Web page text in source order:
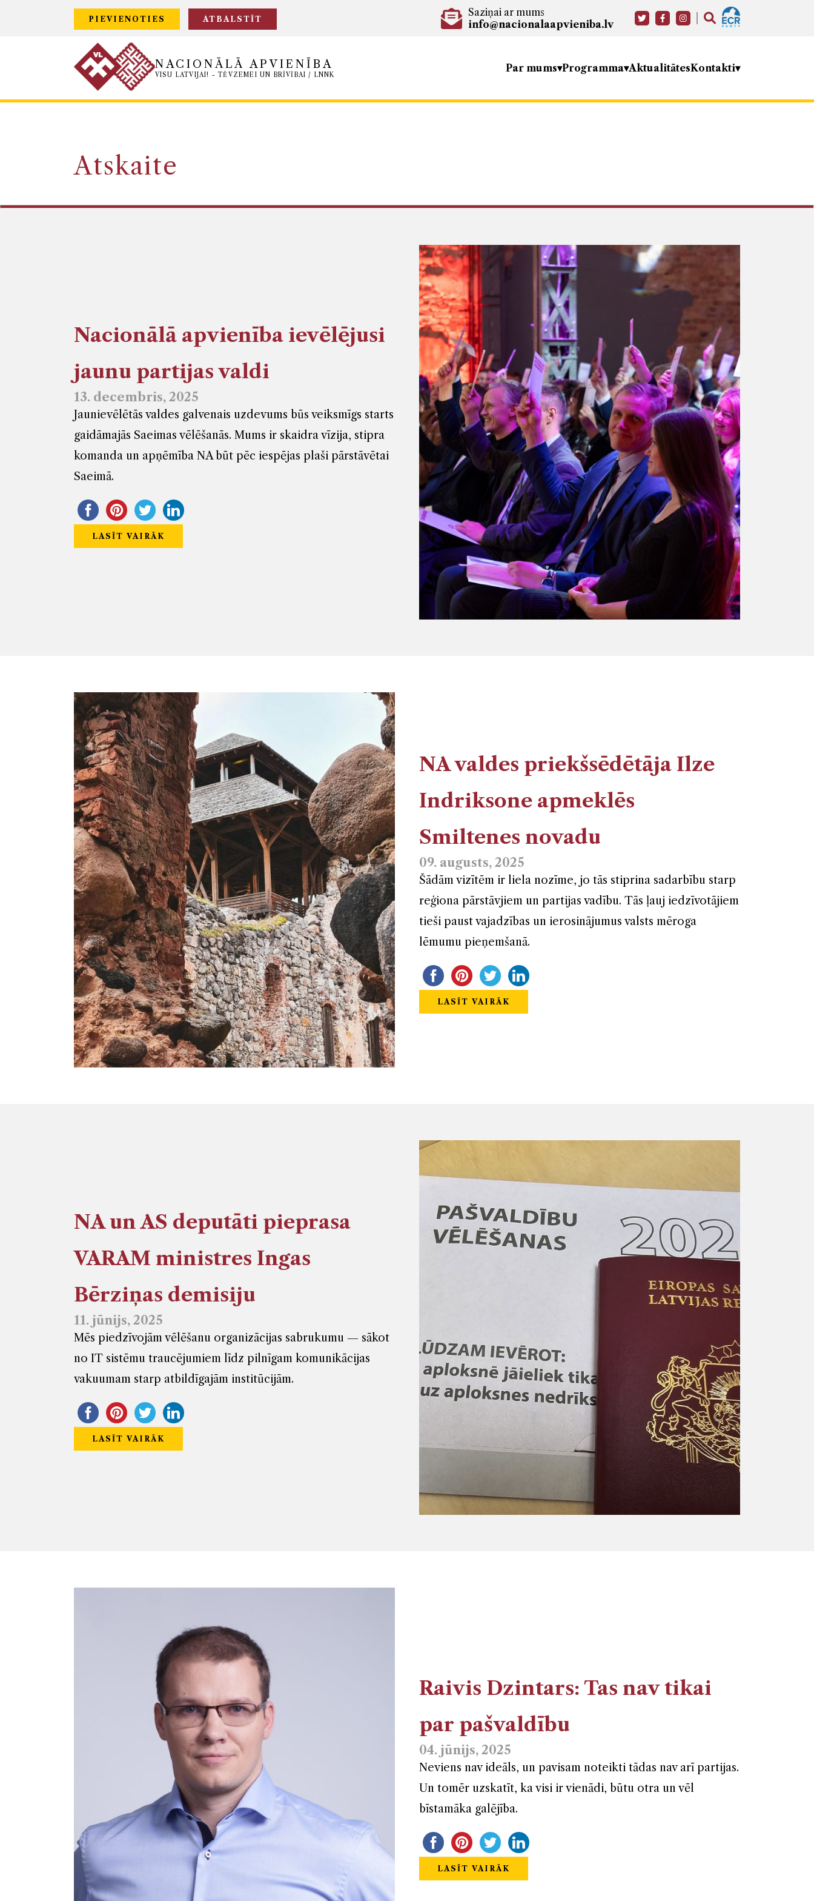
PIEVIENOTIES ATBALSTĪT
Saziņai ar mums
info@nacionalaapvieniba.lv
NACIONĀLĀ APVIENĪBA
VISU LATVIJAI! - TĒVZEMEI UN BRĪVĪBAI / LNNK
Par mums Programma AktualitātesKontakti
Atskaite
Nacionālā apvienība ievēlējusi
jaunu partijas valdi
13. decembris, 2025
Jaunievēlētās valdes galvenais uzdevums būs veiksmīgs starts
gaidāmajās Saeimas vēlēšanās. Mums ir skaidra vīzija, stipra
komanda un apņēmība NA būt pēc iespējas plaši pārstāvētai
Saeimā.
LASĪT VAIRĀK
NA valdes priekšsēdētāja Ilze
Indriksone apmeklēs
Smiltenes novadu
09. augusts, 2025
Šādām vizītēm ir liela nozīme, jo tās stiprina sadarbību starp
reģiona pārstāvjiem un partijas vadību. Tās ļauj iedzīvotājiem
tieši paust vajadzības un ierosinājumus valsts mēroga
lēmumu pieņemšanā.
LASĪT VAIRĀK
NA un AS deputāti pieprasa
VARAM ministres Ingas
Bērziņas demisiju
11. jūnijs, 2025
Mēs piedzīvojām vēlēšanu organizācijas sabrukumu — sākot
no IT sistēmu traucējumiem līdz pilnīgam komunikācijas
vakuumam starp atbildīgajām institūcijām.
LASĪT VAIRĀK
Raivis Dzintars: Tas nav tikai
par pašvaldību
04. jūnijs, 2025
Neviens nav ideāls, un pavisam noteikti tādas nav arī partijas.
Un tomēr uzskatīt, ka visi ir vienādi, būtu otra un vēl
bīstamāka galējība.
LASĪT VAIRĀK